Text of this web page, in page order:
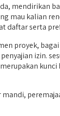
mendirikan
mau kalian
daftar serta
proyek,
izin.